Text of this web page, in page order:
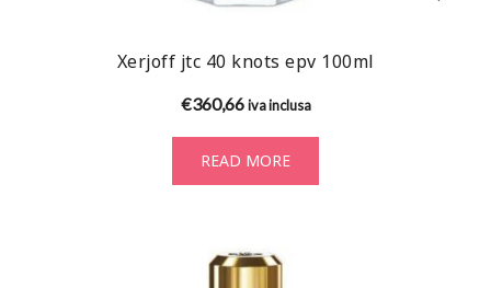
Xerjoff jtc 40 knots epv 100ml
€360,66 iva inclusa
READ MORE